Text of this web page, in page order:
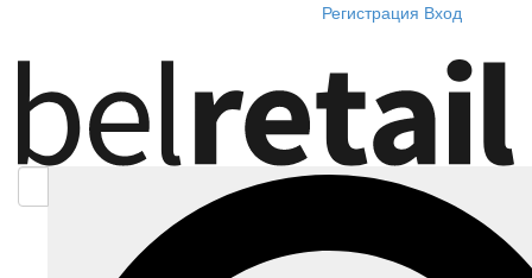
Регистрация Вход